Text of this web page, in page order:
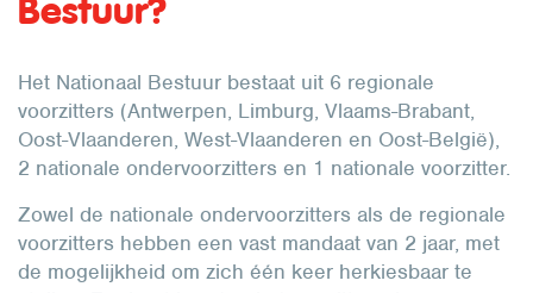
Bestuur?
Het Nationaal Bestuur bestaat uit 6 regionale
voorzitters (Antwerpen, Limburg, Vlaams-Brabant,
Oost-Vlaanderen, West-Vlaanderen en Oost-België),
2 nationale ondervoorzitters en 1 nationale voorzitter.
Zowel de nationale ondervoorzitters als de regionale
voorzitters hebben een vast mandaat van 2 jaar, met
de mogelijkheid om zich één keer herkiesbaar te